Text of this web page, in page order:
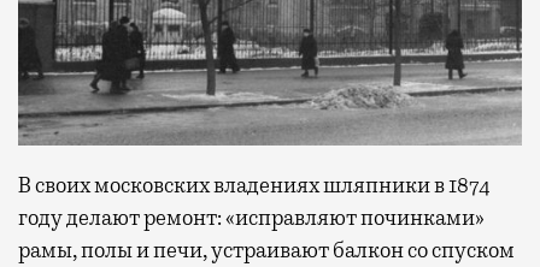
В своих московских владениях шляпники в 1874
году делают ремонт: «исправляют починками»
рамы, полы и печи, устраивают балкон со спуском